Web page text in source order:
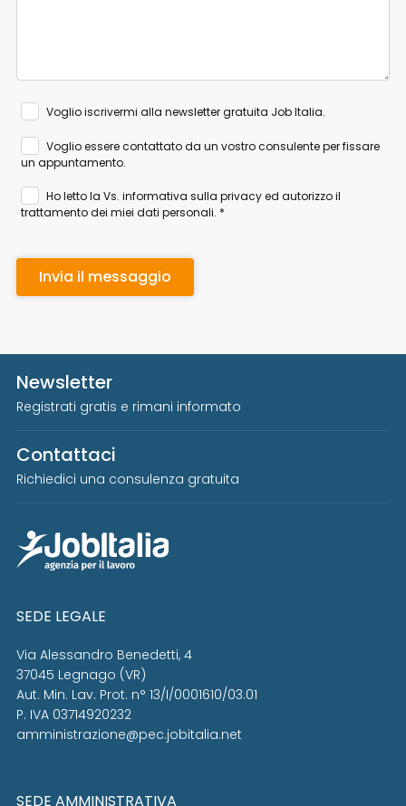
Voglio iscrivermi alla newsletter gratuita Job Italia.
Voglio essere contattato da un vostro consulente per fissare
un appuntamento.
Ho letto la Vs. informativa sulla privacyed autorizzo il
trattamento dei miei dati personali. *
Newsletter
Registrati gratis e rimani informato
Contattaci
Richiedici una consulenza gratuita
SEDE LEGALE
Via Alessandro Benedetti, 4
37045 Legnago (VR)
Aut. Min. Lav. Prot. n° 13/I/0001610/03.01
P. IVA 03714920232
amministrazione@pec.jobitalia.net
SEDE AMMINISTRATIVA